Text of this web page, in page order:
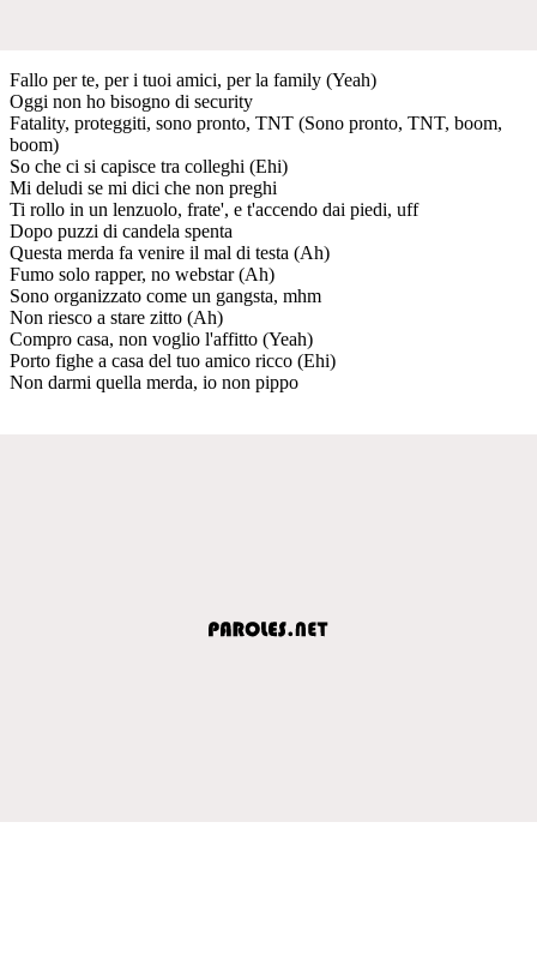
Fallo per te, per i tuoi amici, per la family (Yeah)
Oggi non ho bisogno di security
Fatality, proteggiti, sono pronto, TNT (Sono pronto, TNT, boom,
boom)
So che ci si capisce tra colleghi (Ehi)
Mi deludi se mi dici che non preghi
Ti rollo in un lenzuolo, frate', e t'accendo dai piedi, uff
Dopo puzzi di candela spenta
Questa merda fa venire il mal di testa (Ah)
Fumo solo rapper, no webstar (Ah)
Sono organizzato come un gangsta, mhm
Non riesco a stare zitto (Ah)
Compro casa, non voglio l'affitto (Yeah)
Porto fighe a casa del tuo amico ricco (Ehi)
Non darmi quella merda, io non pippo